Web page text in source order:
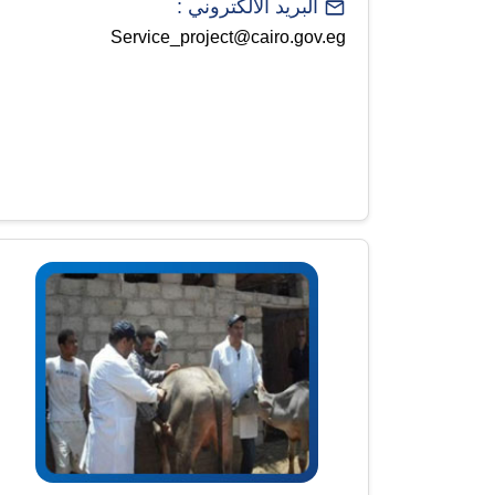
البريد الالكتروني :
Service_project@cairo.gov.eg